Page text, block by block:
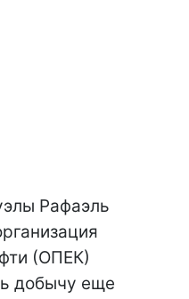
Рафаэль
(ОПЕК)
добычу еще